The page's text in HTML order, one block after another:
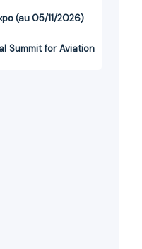
(au 05/11/2026)
Summit for Aviation